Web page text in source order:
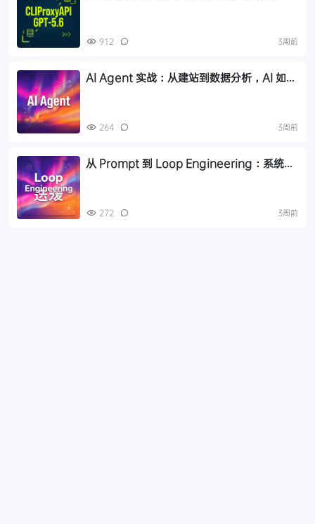
912 3周前
AI Agent 实战：从建站到数据分析，AI 如何
264 3周前
从 Prompt 到 Loop Engineering：系统讲
272 3周前